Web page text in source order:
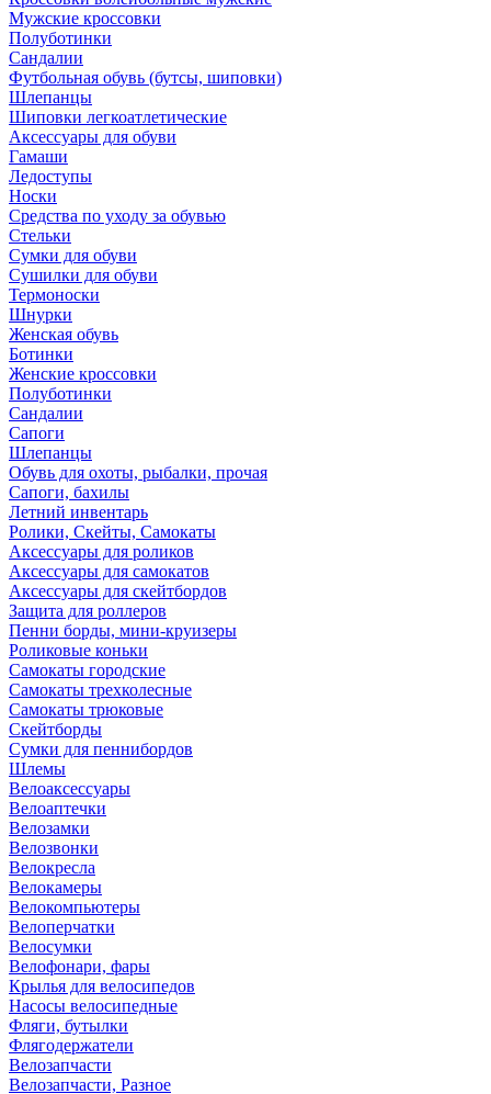
Мужские кроссовки
Полуботинки
Сандалии
Футбольная обувь (бутсы, шиповки)
Шлепанцы
Шиповки легкоатлетические
Аксессуары для обуви
Гамаши
Ледоступы
Носки
Средства по уходу за обувью
Стельки
Сумки для обуви
Сушилки для обуви
Термоноски
Шнурки
Женская обувь
Ботинки
Женские кроссовки
Полуботинки
Сандалии
Сапоги
Шлепанцы
Обувь для охоты, рыбалки, прочая
Сапоги, бахилы
Летний инвентарь
Ролики, Скейты, Самокаты
Аксессуары для роликов
Аксессуары для самокатов
Аксессуары для скейтбордов
Защита для роллеров
Пенни борды, мини-круизеры
Роликовые коньки
Самокаты городские
Самокаты трехколесные
Самокаты трюковые
Скейтборды
Сумки для пеннибордов
Шлемы
Велоаксессуары
Велоаптечки
Велозамки
Велозвонки
Велокресла
Велокамеры
Велокомпьютеры
Велоперчатки
Велосумки
Велофонари, фары
Крылья для велосипедов
Насосы велосипедные
Фляги, бутылки
Флягодержатели
Велозапчасти
Велозапчасти, Разное